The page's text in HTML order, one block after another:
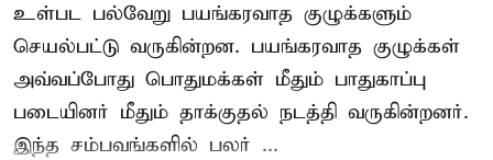
உள்பட பல்வேறு பயங்கரவாத குழுக்களும்
செயல்பட்டு வருகின்றன. பயங்கரவாத குழுக்கள்
அவ்வப்போது பொதுமக்கள் மீதும் பாதுகாப்பு
படையினர் மீதும் தாக்குதல் நடத்தி வருகின்றனர்.
இந்த சம்பவங்களில் பலர் ...